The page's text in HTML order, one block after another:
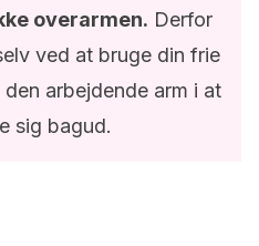
overarmen. Derfor
ved at bruge din frie
arbejdende arm i at
sig bagud.